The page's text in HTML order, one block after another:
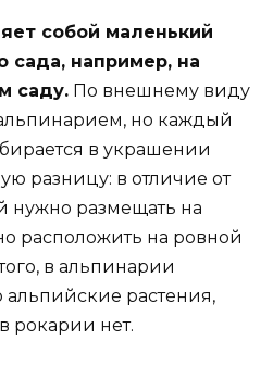
собой маленький
сада, например, на
саду. По внешнему виду
но каждый
в украшении
разницу: в отличие от
нужно размещать на
расположить на ровной
в альпинарии
альпийские растения,
рокарии нет.